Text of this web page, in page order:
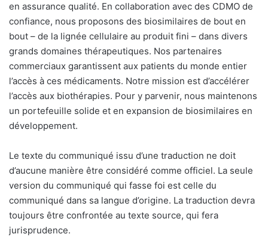
en assurance qualité. En collaboration avec des CDMO de
confiance, nous proposons des biosimilaires de bout en
bout – de la lignée cellulaire au produit fini – dans divers
grands domaines thérapeutiques. Nos partenaires
commerciaux garantissent aux patients du monde entier
l’accès à ces médicaments. Notre mission est d’accélérer
l’accès aux biothérapies. Pour y parvenir, nous maintenons
un portefeuille solide et en expansion de biosimilaires en
développement.
Le texte du communiqué issu d’une traduction ne doit
d’aucune manière être considéré comme officiel. La seule
version du communiqué qui fasse foi est celle du
communiqué dans sa langue d’origine. La traduction devra
toujours être confrontée au texte source, qui fera
jurisprudence.